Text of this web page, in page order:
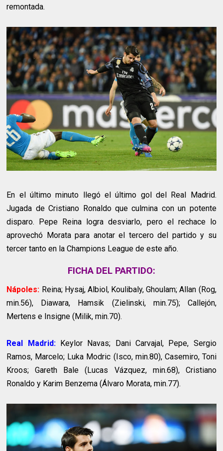
remontada.
En el último minuto llegó el último gol del Real Madrid.
Jugada de Cristiano Ronaldo que culmina con un potente
disparo. Pepe Reina logra desviarlo, pero el rechace lo
aprovechó Morata para anotar el tercero del partido y su
tercer tanto en la Champions League de este año.
FICHA DEL PARTIDO:
Nápoles: Reina; Hysaj, Albiol, Koulibaly, Ghoulam; Allan (Rog,
min.56), Diawara, Hamsik (Zielinski, min.75); Callejón,
Mertens e Insigne (Milik, min.70).
Real Madrid:Keylor Navas; Dani Carvajal, Pepe, Sergio
Ramos, Marcelo; Luka Modric (Isco, min.80), Casemiro, Toni
Kroos; Gareth Bale (Lucas Vázquez, min.68), Cristiano
Ronaldo y Karim Benzema (Álvaro Morata, min.77).